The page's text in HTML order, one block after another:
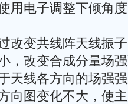
用电子调整下倾角
改变共线阵天线振
，改变合成分量场
天线各方向的场强
向图变化不大，使